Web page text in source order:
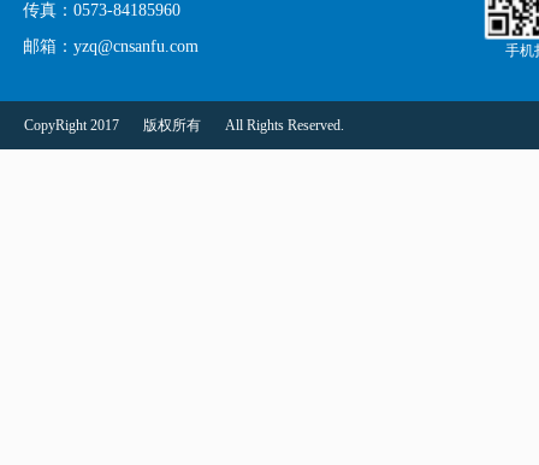
传真：0573-84185960
邮箱：yzq@cnsanfu.com
手机
CopyRight 2017 版权所有 All Rights Reserved.